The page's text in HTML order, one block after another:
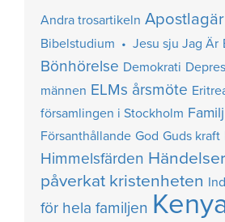
Andra trosartikeln
Bibelstudium • Jesu sju Jag Är
Bönhörelse Demokrati
männen ELMs årsmöte
församlingen i Stockholm Familj
Försanthållande God Guds kraft
Himmelsfärden
påverkat kristenheten
för hela familjen